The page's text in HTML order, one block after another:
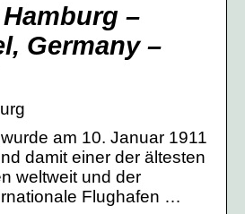
–
Germany –
am 10. Januar 1911
damit einer der ältesten
weltweit und der
Flughafen …